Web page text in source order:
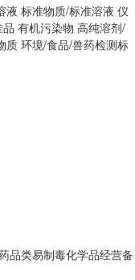
液 标准物质/标准溶液 仪
有机污染物 高纯溶剂/
质 环境/食品/兽药检测标
品类易制毒化学品经营备